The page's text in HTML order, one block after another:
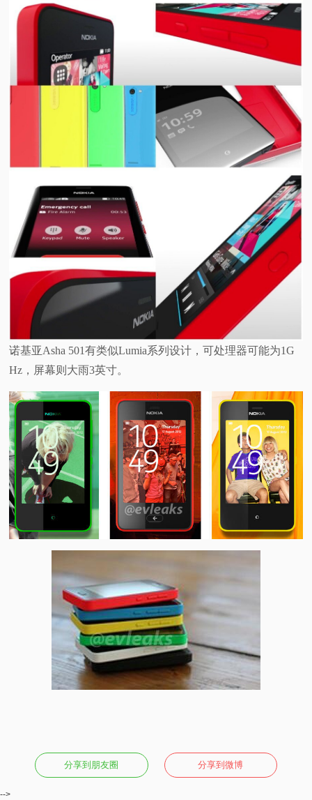
诺基亚Asha 501有类似Lumia系列设计，可处理器可能为1G
Hz，屏幕则大雨3英寸。
分享到朋友圈 分享到微博
-->